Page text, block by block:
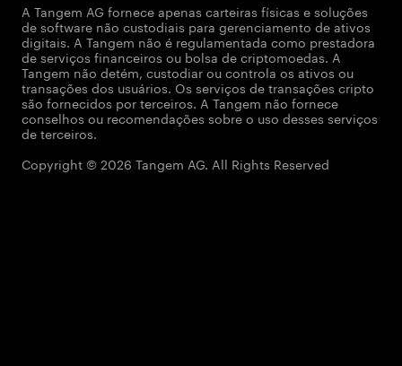
A Tangem AG fornece apenas carteiras físicas e soluções
de software não custodiais para gerenciamento de ativos
digitais. A Tangem não é regulamentada como prestadora
de serviços financeiros ou bolsa de criptomoedas. A
Tangem não detém, custodiar ou controla os ativos ou
transações dos usuários. Os serviços de transações cripto
são fornecidos por terceiros. A Tangem não fornece
conselhos ou recomendações sobre o uso desses serviços
de terceiros.